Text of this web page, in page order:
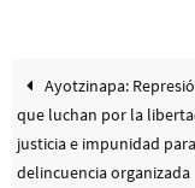
Ayotzinapa:
que luchan por la
justicia e impunidad
delincuencia organizada